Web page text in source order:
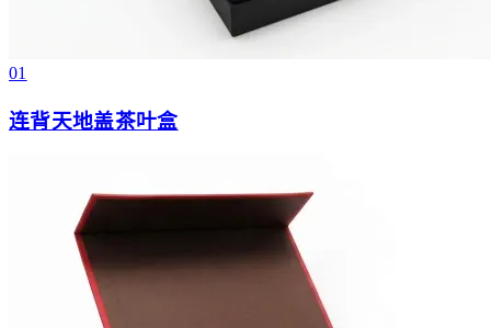
01
连背天地盖茶叶盒